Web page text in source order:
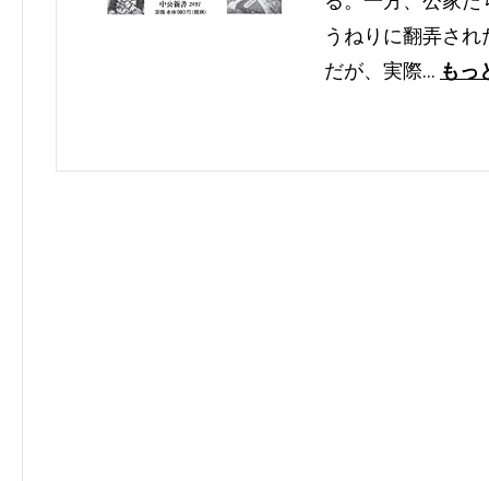
うねりに翻弄さ
だが、実際… もっ